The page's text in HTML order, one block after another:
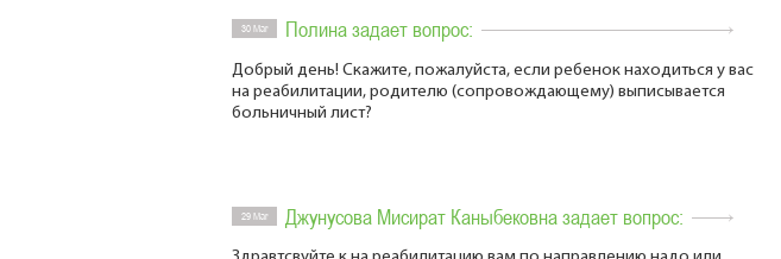
30 Mar Полина задает вопрос:
Добрый день! Скажите, пожалуйста, если ребенок находиться у вас
на реабилитации, родителю (сопровождающему) выписывается
больничный лист?
29 Mar Джунусова Мисират Каныбековна задает вопрос: